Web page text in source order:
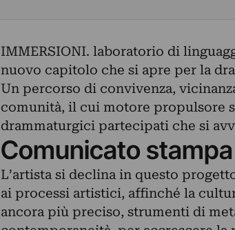
IMMERSIONI. laboratorio di
nuovo capitolo che si apre per la
Un percorso di convivenza,
comunità, il cui motore propulsore
drammaturgici partecipati che si
Comunicato stampa
L’artista si declina in questo
ai processi artistici, affinché la
ancora più preciso, strumenti di